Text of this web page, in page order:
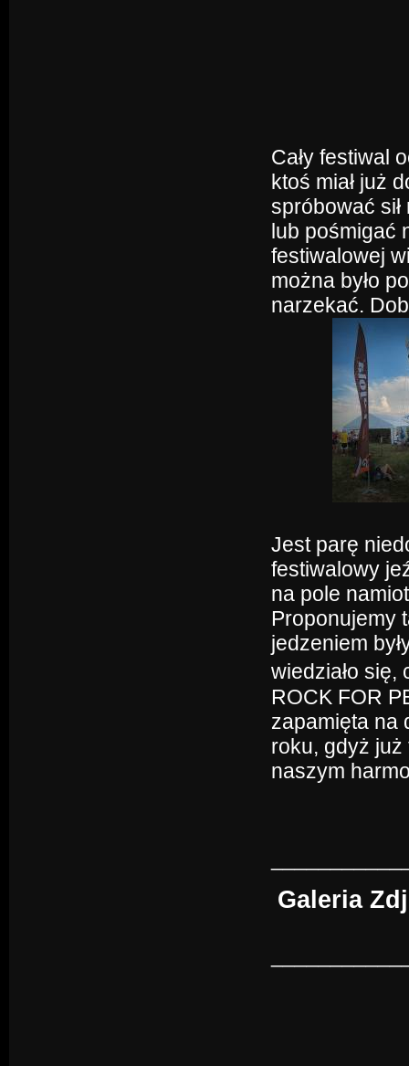
Cały festiwal
ktoś miał już
spróbować
lub pośmigać
festiwalowej
można było
narzekać.
Jest parę
festiwalowy
na pole
Proponujemy
jedzeniem
wiedziało się,
ROCK FOR
zapamięta na
roku, gdyż
naszym
Galeria